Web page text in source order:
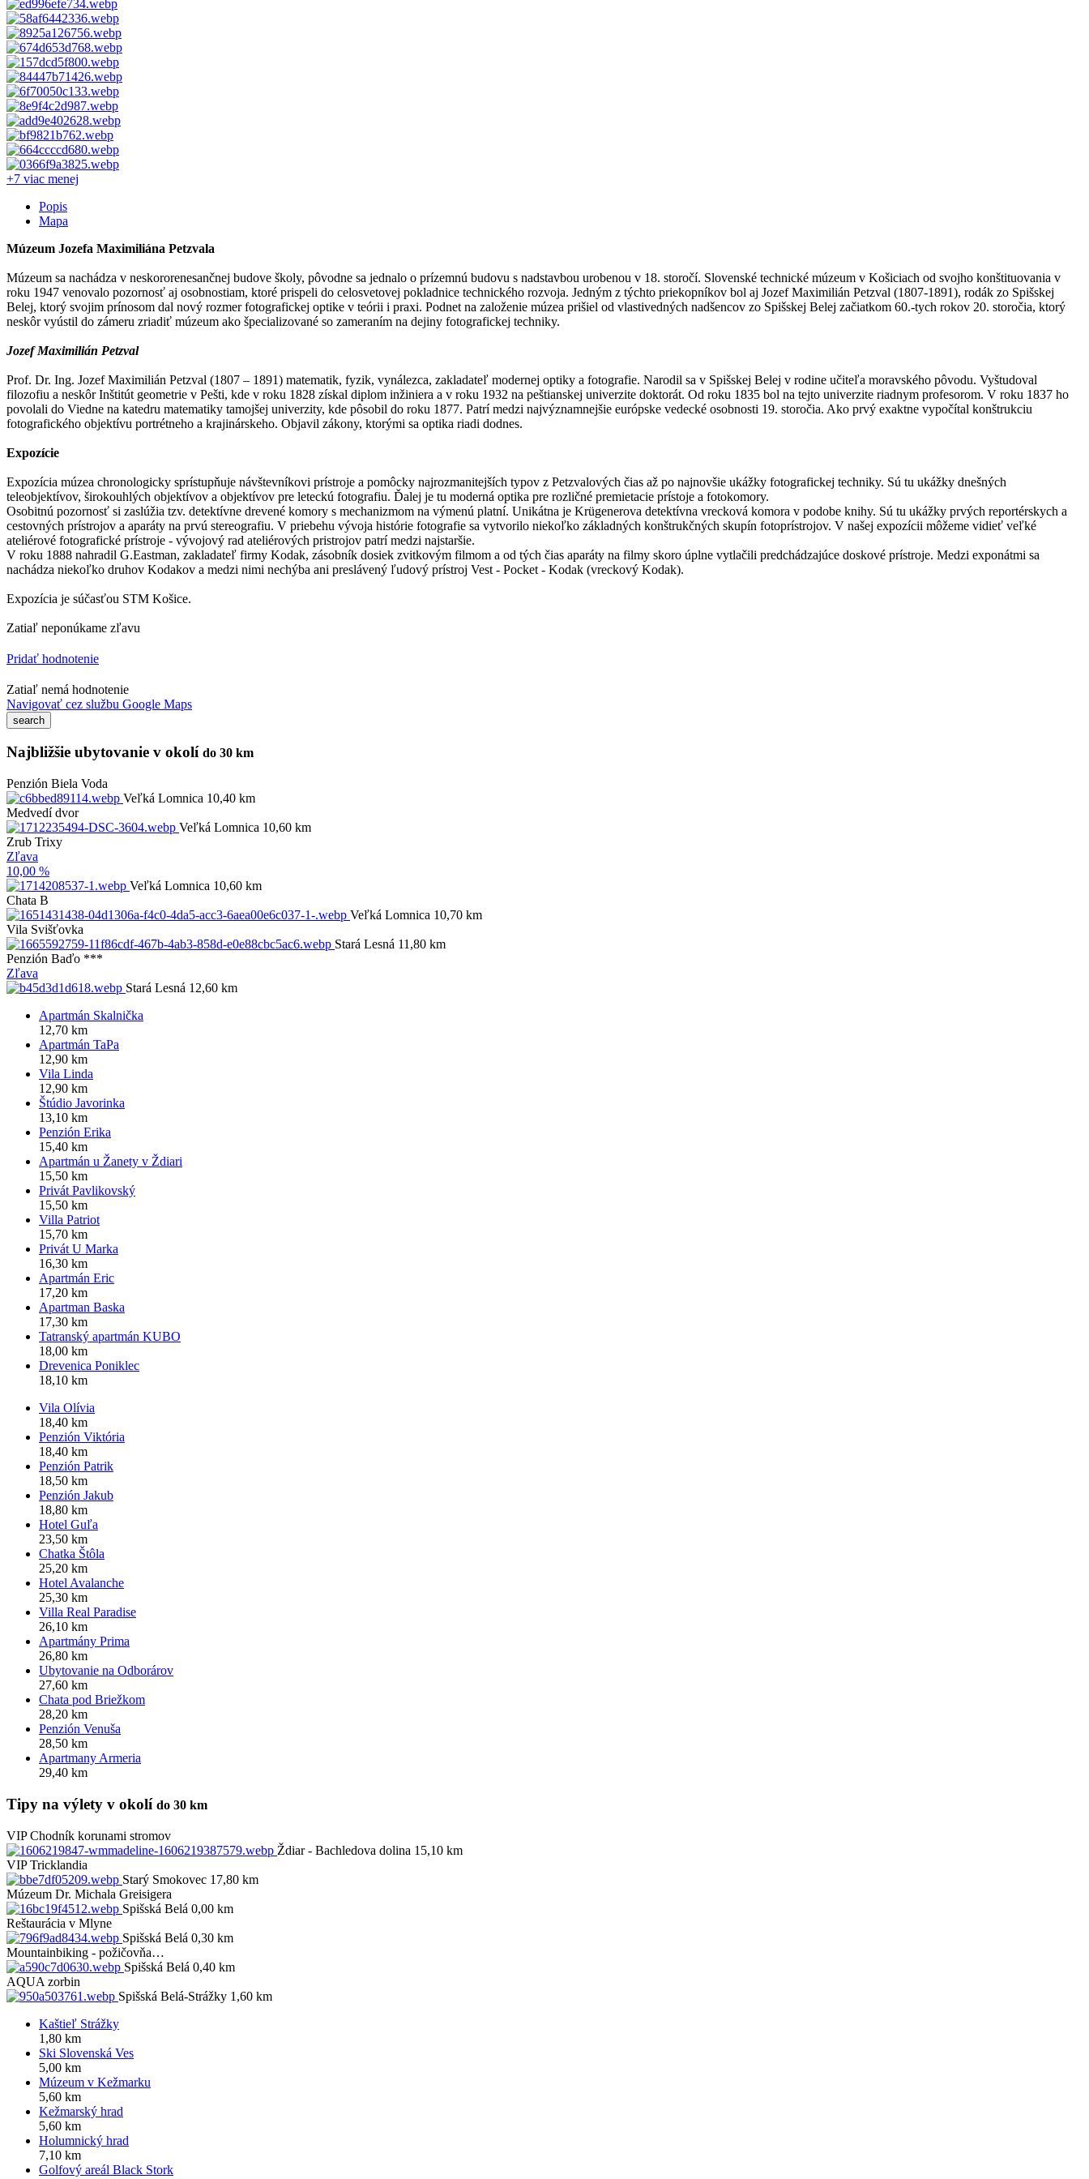
+7 viac menej
Popis
Mapa
Múzeum Jozefa Maximiliána Petzvala
Múzeum sa nachádza v neskororenesančnej budove školy, pôvodne sa jednalo o prízemnú budovu s nadstavbou urobenou v 18. storočí. Slovenské technické múzeum v Košiciach od svojho konštituovania v
roku 1947 venovalo pozornosť aj osobnostiam, ktoré prispeli do celosvetovej pokladnice technického rozvoja. Jedným z týchto priekopníkov bol aj Jozef Maximilián Petzval (1807-1891), rodák zo Spišskej
Belej, ktorý svojim prínosom dal nový rozmer fotografickej optike v teórii i praxi. Podnet na založenie múzea prišiel od vlastivedných nadšencov zo Spišskej Belej začiatkom 60.-tych rokov 20. storočia, ktorý
neskôr vyústil do zámeru zriadiť múzeum ako špecializované so zameraním na dejiny fotografickej techniky.
Jozef Maximilián Petzval
Prof. Dr. Ing. Jozef Maximilián Petzval (1807 – 1891) matematik, fyzik, vynálezca, zakladateľ modernej optiky a fotografie. Narodil sa v Spišskej Belej v rodine učiteľa moravského pôvodu. Vyštudoval
filozofiu a neskôr Inštitút geometrie v Pešti, kde v roku 1828 získal diplom inžiniera a v roku 1932 na peštianskej univerzite doktorát. Od roku 1835 bol na tejto univerzite riadnym profesorom. V roku 1837 ho
povolali do Viedne na katedru matematiky tamojšej univerzity, kde pôsobil do roku 1877. Patrí medzi najvýznamnejšie európske vedecké osobnosti 19. storočia. Ako prvý exaktne vypočítal konštrukciu
fotografického objektívu portrétneho a krajinárskeho. Objavil zákony, ktorými sa optika riadi dodnes.
Expozície
Expozícia múzea chronologicky sprístupňuje návštevníkovi prístroje a pomôcky najrozmanitejších typov z Petzvalových čias až po najnovšie ukážky fotografickej techniky. Sú tu ukážky dnešných
teleobjektívov, širokouhlých objektívov a objektívov pre leteckú fotografiu. Ďalej je tu moderná optika pre rozličné premietacie prístoje a fotokomory.
Osobitnú pozornosť si zaslúžia tzv. detektívne drevené komory s mechanizmom na výmenú platní. Unikátna je Krügenerova detektívna vrecková komora v podobe knihy. Sú tu ukážky prvých reportérskych a
cestovných prístrojov a aparáty na prvú stereografiu. V priebehu vývoja histórie fotografie sa vytvorilo niekoľko základných konštrukčných skupín fotoprístrojov. V našej expozícii môžeme vidieť veľké
ateliérové fotografické prístroje - vývojový rad ateliérových pristrojov patrí medzi najstaršie.
V roku 1888 nahradil G.Eastman, zakladateľ firmy Kodak, zásobník dosiek zvitkovým filmom a od tých čias aparáty na filmy skoro úplne vytlačili predchádzajúce doskové prístroje. Medzi exponátmi sa
nachádza niekoľko druhov Kodakov a medzi nimi nechýba ani preslávený ľudový prístroj Vest - Pocket - Kodak (vreckový Kodak).
Expozícia je súčasťou STM Košice.
Zatiaľ neponúkame zľavu
Pridať hodnotenie
Zatiaľ nemá hodnotenie
Navigovať cez službu Google Maps
Najbližšie ubytovanie v okolí do 30 km
Penzión Biela Voda
Veľká Lomnica 10,40 km
Medvedí dvor
Veľká Lomnica 10,60 km
Zrub Trixy
Zľava
10,00 %
Veľká Lomnica 10,60 km
Chata B
Veľká Lomnica 10,70 km
Vila Svišťovka
Stará Lesná 11,80 km
Penzión Baďo ***
Zľava
Stará Lesná 12,60 km
Apartmán Skalnička
12,70 km
Apartmán TaPa
12,90 km
Vila Linda
12,90 km
Štúdio Javorinka
13,10 km
Penzión Erika
15,40 km
Apartmán u Žanety v Ždiari
15,50 km
Privát Pavlikovský
15,50 km
Villa Patriot
15,70 km
Privát U Marka
16,30 km
Apartmán Eric
17,20 km
Apartman Baska
17,30 km
Tatranský apartmán KUBO
18,00 km
Drevenica Poniklec
18,10 km
Vila Olívia
18,40 km
Penzión Viktória
18,40 km
Penzión Patrik
18,50 km
Penzión Jakub
18,80 km
Hotel Guľa
23,50 km
Chatka Štôla
25,20 km
Hotel Avalanche
25,30 km
Villa Real Paradise
26,10 km
Apartmány Prima
26,80 km
Ubytovanie na Odborárov
27,60 km
Chata pod Briežkom
28,20 km
Penzión Venuša
28,50 km
Apartmany Armeria
29,40 km
Tipy na výlety v okolí do 30 km
VIPChodník korunami stromov
Ždiar - Bachledova dolina 15,10 km
VIPTricklandia
Starý Smokovec 17,80 km
Múzeum Dr. Michala Greisigera
Spišská Belá 0,00 km
Reštaurácia v Mlyne
Spišská Belá 0,30 km
Mountainbiking - požičovňa…
Spišská Belá 0,40 km
AQUA zorbin
Spišská Belá-Strážky 1,60 km
Kaštieľ Strážky
1,80 km
Ski Slovenská Ves
5,00 km
Múzeum v Kežmarku
5,60 km
Kežmarský hrad
5,60 km
Holumnický hrad
7,10 km
Golfový areál Black Stork